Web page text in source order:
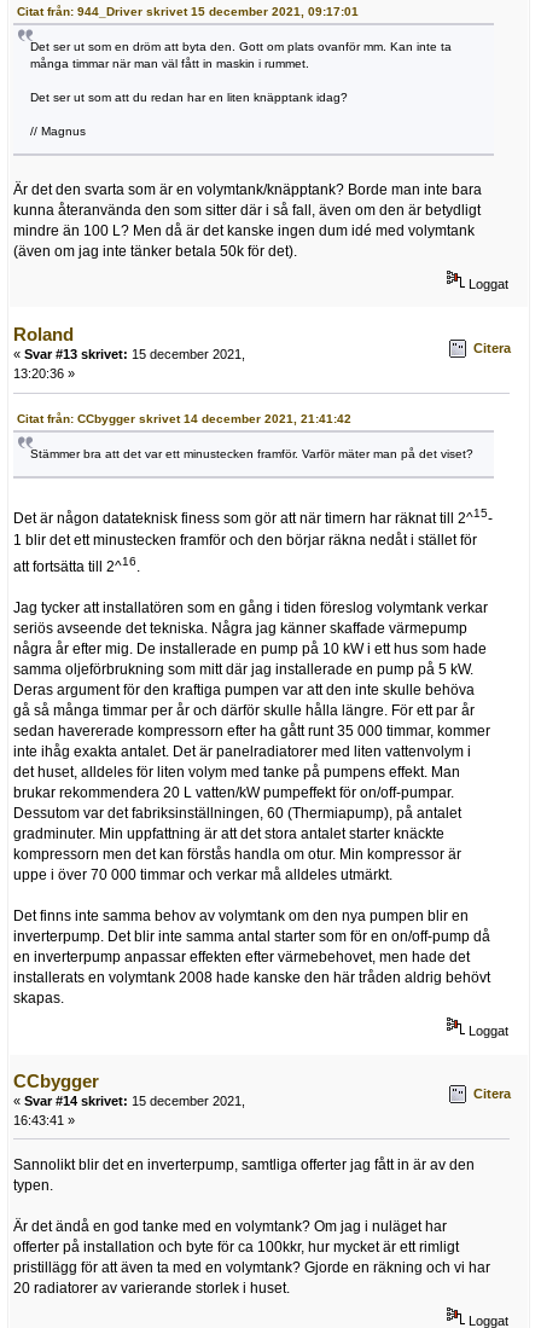
Citat från: 944_Driver skrivet 15 december 2021, 09:17:01
Det ser ut som en dröm att byta den. Gott om plats ovanför mm. Kan inte ta
många timmar när man väl fått in maskin i rummet.
Det ser ut som att du redan har en liten knäpptank idag?
// Magnus
Är det den svarta som är en volymtank/knäpptank? Borde man inte bara
kunna återanvända den som sitter där i så fall, även om den är betydligt
mindre än 100 L? Men då är det kanske ingen dum idé med volymtank
(även om jag inte tänker betala 50k för det).
Loggat
Roland
« Svar #13 skrivet: 15 december 2021,
13:20:36 »
Citera
Citat från: CCbygger skrivet 14 december 2021, 21:41:42
Stämmer bra att det var ett minustecken framför. Varför mäter man på det viset?
Det är någon datateknisk finess som gör att när timern har räknat till 2^15-
1 blir det ett minustecken framför och den börjar räkna nedåt i stället för
att fortsätta till 2^16
Jag tycker att installatören som en gång i tiden föreslog volymtank verkar
seriös avseende det tekniska. Några jag känner skaffade värmepump
några år efter mig. De installerade en pump på 10 kW i ett hus som hade
samma oljeförbrukning som mitt där jag installerade en pump på 5 kW.
Deras argument för den kraftiga pumpen var att den inte skulle behöva
gå så många timmar per år och därför skulle hålla längre. För ett par år
sedan havererade kompressorn efter ha gått runt 35 000 timmar, kommer
inte ihåg exakta antalet. Det är panelradiatorer med liten vattenvolym i
det huset, alldeles för liten volym med tanke på pumpens effekt. Man
brukar rekommendera 20 L vatten/kW pumpeffekt för on/off-pumpar.
Dessutom var det fabriksinställningen, 60 (Thermiapump), på antalet
gradminuter. Min uppfattning är att det stora antalet starter knäckte
kompressorn men det kan förstås handla om otur. Min kompressor är
uppe i över 70 000 timmar och verkar må alldeles utmärkt.
Det finns inte samma behov av volymtank om den nya pumpen blir en
inverterpump. Det blir inte samma antal starter som för en on/off-pump då
en inverterpump anpassar effekten efter värmebehovet, men hade det
installerats en volymtank 2008 hade kanske den här tråden aldrig behövt
skapas.
Loggat
CCbygger
« Svar #14 skrivet: 15 december 2021,
16:43:41 »
Citera
Sannolikt blir det en inverterpump, samtliga offerter jag fått in är av den
typen.
Är det ändå en god tanke med en volymtank? Om jag i nuläget har
offerter på installation och byte för ca 100kkr, hur mycket är ett rimligt
pristillägg för att även ta med en volymtank? Gjorde en räkning och vi har
20 radiatorer av varierande storlek i huset.
Loggat